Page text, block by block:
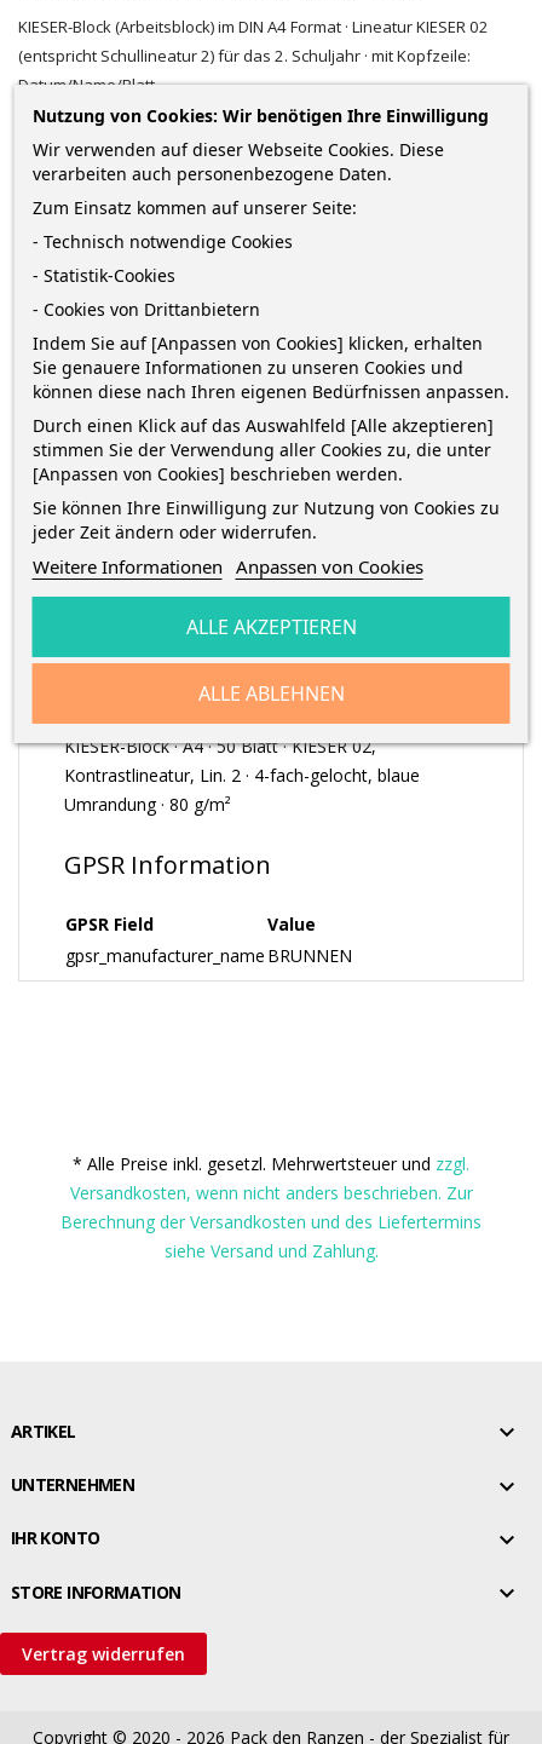
KIESER-Block (Arbeitsblock) im DIN A4 Format · Lineatur KIESER 02
(entspricht Schullineatur 2) für das 2. Schuljahr · mit Kopfzeile:
Datum/Name/Blatt
3,55 €
inkl. MwSt. zzgl. Versandkosten *Lieferung in 2-5 Werktagen*
Menge
IN DEN WARENKORB 1
 Auf Lager
BESCHREIBUNG
ARTIKELDETAILS
KIESER-Block · A4 · 50 Blatt · KIESER 02,
Kontrastlineatur, Lin. 2 · 4-fach-gelocht, blaue
Umrandung · 80 g/m²
GPSR Information
GPSR Field
Value
gpsr_manufacturer_name BRUNNEN
* Alle Preise inkl. gesetzl. Mehrwertsteuer und zzgl.
Versandkosten, wenn nicht anders beschrieben. Zur
Berechnung der Versandkosten und des Liefertermins
siehe Versand und Zahlung.
ARTIKEL 
UNTERNEHMEN 
IHR KONTO 
STORE INFORMATION 
Nutzung von Cookies: Wir benötigen Ihre Einwilligung
Wir verwenden auf dieser Webseite Cookies. Diese
verarbeiten auch personenbezogene Daten.
Zum Einsatz kommen auf unserer Seite:
- Technisch notwendige Cookies
- Statistik-Cookies
- Cookies von Drittanbietern
Indem Sie auf [Anpassen von Cookies] klicken, erhalten
Sie genauere Informationen zu unseren Cookies und
können diese nach Ihren eigenen Bedürfnissen anpassen.
Durch einen Klick auf das Auswahlfeld [Alle akzeptieren]
stimmen Sie der Verwendung aller Cookies zu, die unter
[Anpassen von Cookies] beschrieben werden.
Sie können Ihre Einwilligung zur Nutzung von Cookies zu
jeder Zeit ändern oder widerrufen.
Weitere Informationen Anpassen von Cookies
ALLE ABLEHNEN
ALLE AKZEPTIEREN
Vertrag widerrufen
Copyright © 2020 - 2026 Pack den Ranzen - der Spezialist für